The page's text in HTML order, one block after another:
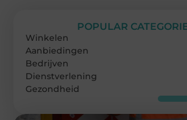
POPULAR
Winkelen
Aanbiedingen
Bedrijven
Dienstverlening
Gezondheid